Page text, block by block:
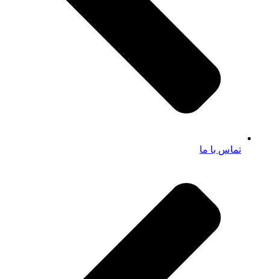
تماس با ما